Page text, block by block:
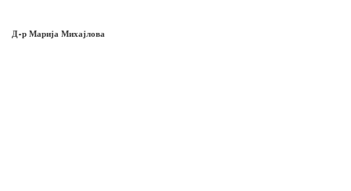
Д-р Марија Михајлова